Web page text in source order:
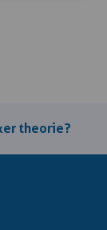
theorie?